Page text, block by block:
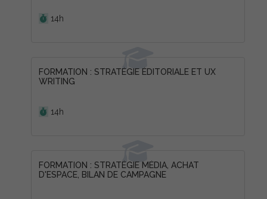
14h
FORMATION : STRATÉGIE ÉDITORIALE ET UX
WRITING
14h
FORMATION : STRATÉGIE MÉDIA, ACHAT
D'ESPACE, BILAN DE CAMPAGNE